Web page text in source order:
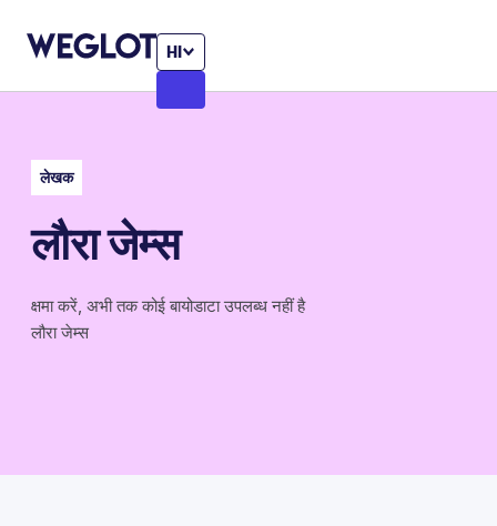
HI
लेखक
लौरा जेम्स
क्षमा करें, अभी तक कोई बायोडाटा उपलब्ध नहीं है
लौरा जेम्स